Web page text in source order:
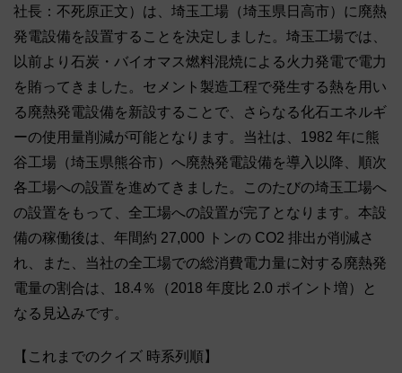
社長：不死原正文）は、埼玉工場（埼玉県日高市）に廃熱
発電設備を設置することを決定しました。埼玉工場では、
以前より石炭・バイオマス燃料混焼による火力発電で電力
を賄ってきました。セメント製造工程で発生する熱を用い
る廃熱発電設備を新設することで、さらなる化石エネルギ
ーの使用量削減が可能となります。当社は、1982 年に熊
谷工場（埼玉県熊谷市）へ廃熱発電設備を導入以降、順次
各工場への設置を進めてきました。このたびの埼玉工場へ
の設置をもって、全工場への設置が完了となります。本設
備の稼働後は、年間約 27,000 トンの CO2 排出が削減さ
れ、また、当社の全工場での総消費電力量に対する廃熱発
電量の割合は、18.4％（2018 年度比 2.0 ポイント増）と
なる見込みです。
【これまでのクイズ 時系列順】